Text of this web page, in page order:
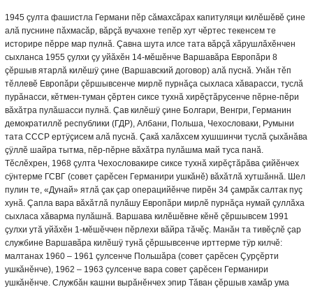
1945 çулта фашистла Германи пĕр сăмахсăрах капитуляци килĕшĕвĕ çине
алă пуснине пăхмасăр, вăрçă вучахне тепĕр хут чĕртес текенсем те
историре пĕрре мар пулнă. Çавна шута илсе тата вăрçă хăрушлăхĕнчен
сыхланса 1955 çулхи çу уйăхĕн 14-мĕшĕнче Варшавăра Европăри 8
çĕршыв ятарлă килĕшÿ çине (Варшавский договор) алă пуснă. Унăн тĕп
тĕллевĕ Европăри çĕршывсенче мирлĕ пурнăçа сыхласа хăварасси, туслă
пурăнасси, кĕтмен-туман çĕртен сиксе тухнă хирĕçтăрусенче пĕрне-пĕри
вăхăтра пулăшасси пулнă. Çав килĕшÿ çине Болгари, Венгри, Германин
демократиллĕ республики (ГДР), Албани, Польша, Чехословаки, Румыни
тата СССР ертÿçисем алă пуснă. Çакă халăхсем хушшинчи туслă çыхăнăва
çÿллĕ шайра тытма, пĕр-пĕрне вăхăтра пулăшма май туса панă.
Тĕслĕхрен, 1968 çулта Чехословакире сиксе тухнă хирĕçтăрăва çийĕнчех
сÿнтерме ГСВГ (совет çарĕсен Германири ушкăнĕ) вăхăтлă хутшăннă. Шел
пулин те, «Дунай» ятлă çак çар операцийĕнче пирĕн 34 çамрăк салтак пуç
хунă. Çапла вара вăхăтлă пулăшу Европăри мирлĕ пурнăçа нумай çуллăха
сыхласа хăварма пулăшнă. Варшава килĕшĕвне кĕнĕ çĕршывсем 1991
çулхи утă уйăхĕн 1-мĕшĕччен пĕрлехи вăйра тăчĕç. Манăн та тивĕçлĕ çар
службине Варшавăра килĕшÿ тунă çĕршывсенче ирттерме тÿр килчĕ:
малтанах 1960 – 1961 çулсенче Польшăра (совет çарĕсен Çурçĕрти
ушкăнĕнче), 1962 – 1963 çулсенче вара совет çарĕсен Германири
ушкăнĕнче. Службăн кашни вырăнĕнчех эпир Тăван çĕршыв хамăр ума